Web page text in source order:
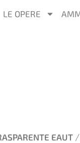
LE OPERE
EAUT/